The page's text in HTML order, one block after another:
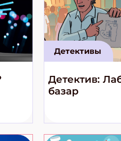
Детективы
Детектив:
базар